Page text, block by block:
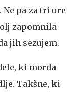
pa za tri ure
zapomnila
jih sezujem.
ki morda
Takšne, ki